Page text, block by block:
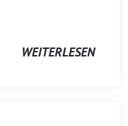
WEITERLESEN